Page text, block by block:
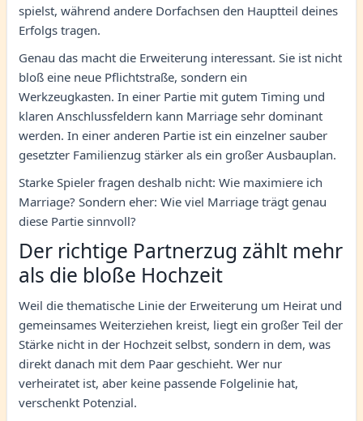
spielst, während andere Dorfachsen den Hauptteil deines
Erfolgs tragen.
Genau das macht die Erweiterung interessant. Sie ist nicht
bloß eine neue Pflichtstraße, sondern ein
Werkzeugkasten. In einer Partie mit gutem Timing und
klaren Anschlussfeldern kann Marriage sehr dominant
werden. In einer anderen Partie ist ein einzelner sauber
gesetzter Familienzug stärker als ein großer Ausbauplan.
Starke Spieler fragen deshalb nicht: Wie maximiere ich
Marriage? Sondern eher: Wie viel Marriage trägt genau
diese Partie sinnvoll?
Der richtige Partnerzug zählt mehr
als die bloße Hochzeit
Weil die thematische Linie der Erweiterung um Heirat und
gemeinsames Weiterziehen kreist, liegt ein großer Teil der
Stärke nicht in der Hochzeit selbst, sondern in dem, was
direkt danach mit dem Paar geschieht. Wer nur
verheiratet ist, aber keine passende Folgelinie hat,
verschenkt Potenzial.